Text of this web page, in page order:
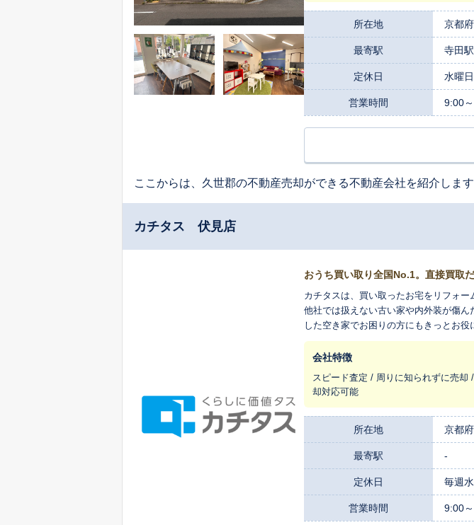
談も心から歓迎いたします。私たちは
と考えています。特に、ご自宅の住み
するご相談にも豊富な経験がございます。 全国に広がるハウスドゥの販売力と、城陽寺田店ならではの地域に根差し
細やかな対応力。この二つの力を掛け
所在地 京都
最寄駅 寺田駅
定休日 水曜日
営業時間 9:00
ここからは、久世郡の不動産売却ができる不動産会社を紹介します
カチタス 伏見店
おうち買い取り全国No.1。直接買取
カチタスは、買い取ったお宅をリフォー
他社では扱えない古い家や内外装が傷
した空き家でお困りの方にもきっとお
まれ変わらせ、長く住みつなぐお手伝い
会社特徴
スピード査定 / 周りに知られずに売
却対応可能
所在地 京都
最寄駅 -
定休日 毎週
営業時間 9:00